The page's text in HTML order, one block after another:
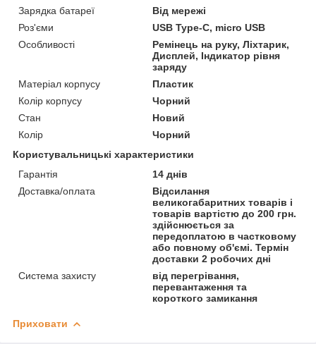
Зарядка батареї
Від мережі
Роз'єми
USB Type-C, micro USB
Особливості
Ремінець на руку, Ліхтарик,
Дисплей, Індикатор рівня
заряду
Матеріал корпусу
Пластик
Колір корпусу
Чорний
Стан
Новий
Колір
Чорний
Користувальницькі характеристики
Гарантія
14 днів
Доставка/оплата
Відсилання
великогабаритних товарів і
товарів вартістю до 200 грн.
здійснюється за
передоплатою в частковому
або повному об'ємі. Термін
доставки 2 робочих дні
Система захисту
від перегрівання,
перевантаження та
короткого замикання
Приховати